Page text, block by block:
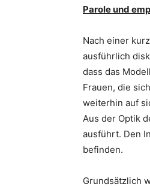
Parole und
Nach einer
ausführlich
dass das
Frauen, die
weiterhin auf
Aus der Optik
ausführt. Den
befinden.
Grundsätzlich